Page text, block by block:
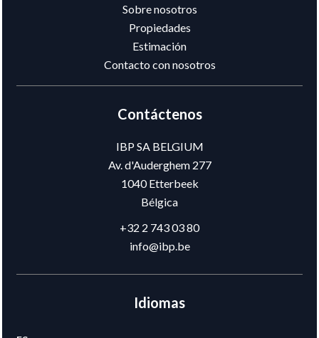
Sobre nosotros
Propiedades
Estimación
Contacto con nosotros
Contáctenos
IBP SA BELGIUM
Av. d'Auderghem 277
1040Etterbeek
Bélgica
+32 2 743 03 80
info@ibp.be
Idiomas